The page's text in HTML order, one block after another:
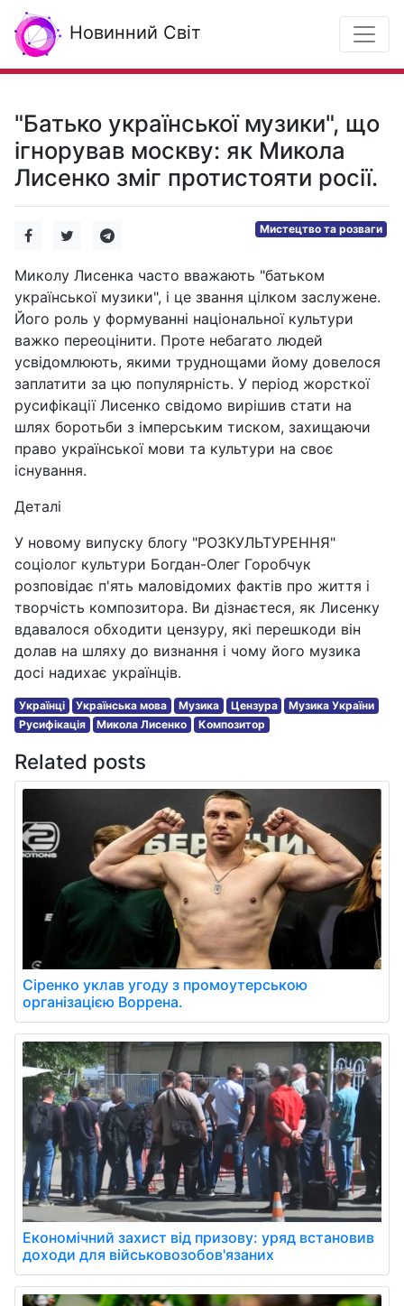
Новинний Світ
"Батько української музики", що
ігнорував москву: як Микола
Лисенко зміг протистояти росії.
Мистецтво та розваги
Миколу Лисенка часто вважають "батьком
української музики", і це звання цілком заслужене.
Його роль у формуванні національної культури
важко переоцінити. Проте небагато людей
усвідомлюють, якими труднощами йому довелося
заплатити за цю популярність. У період жорсткої
русифікації Лисенко свідомо вирішив стати на
шлях боротьби з імперським тиском, захищаючи
право української мови та культури на своє
існування.
Деталі
У новому випуску блогу "РОЗКУЛЬТУРЕННЯ"
соціолог культури Богдан-Олег Горобчук
розповідає п'ять маловідомих фактів про життя і
творчість композитора. Ви дізнаєтеся, як Лисенку
вдавалося обходити цензуру, які перешкоди він
долав на шляху до визнання і чому його музика
досі надихає українців.
Українці Українська мова Музика Цензура
Музика України
Русифікація
Микола Лисенко Композитор
Related posts
Сіренко уклав угоду з промоутерською
організацією Воррена.
Економічний захист від призову: уряд встановив
доходи для військовозобов'язаних